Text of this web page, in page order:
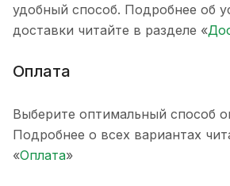
удобный способ. Подробнее об
доставки читайте в разделе «
Оплата
Выберите оптимальный способ
Подробнее о всех вариантах
«Оплата»